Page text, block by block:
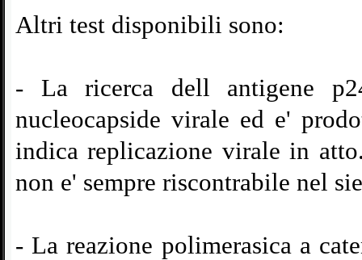
Altri test disponibili sono:
- La ricerca dell antigene
nucleocapside virale ed e'
indica replicazione virale in
non e' sempre riscontrabile nel
- La reazione polimerasica a